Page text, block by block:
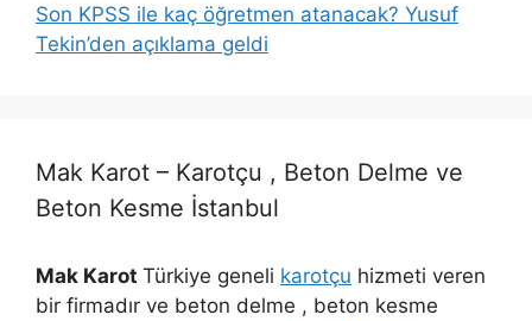
Son KPSS ile kaç öğretmen atanacak? Yusuf
Tekin’den açıklama geldi
Mak Karot – Karotçu , Beton Delme ve
Beton Kesme İstanbul
Mak Karot Türkiye geneli karotçu hizmeti veren
bir firmadır ve beton delme , beton kesme